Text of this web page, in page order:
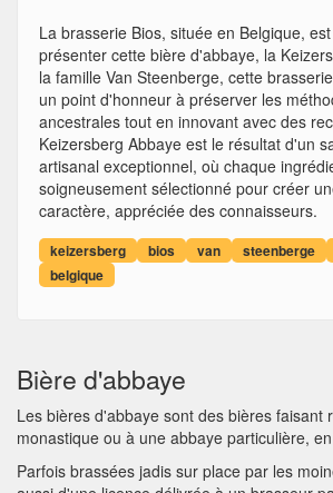
La brasserie Bios, située en Belgique,
présenter cette bière d'abbaye, la
la famille Van Steenberge, cette
un point d'honneur à préserver les
ancestrales tout en innovant avec des
Keizersberg Abbaye est le résultat d'un
artisanal exceptionnel, où chaque
soigneusement sélectionné pour créer
caractère, appréciée des connaisseurs.
keizersberg bios van steenberge
belgique
Bière d'abbaye
Les bières d'abbaye sont des bières faisant
monastique ou à une abbaye particulière,
Parfois brassées jadis sur place par les